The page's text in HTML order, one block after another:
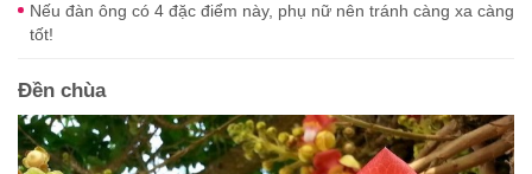
Nếu đàn ông có 4 đặc điểm này, phụ nữ nên tránh càng xa càng
tốt!
Đền chùa